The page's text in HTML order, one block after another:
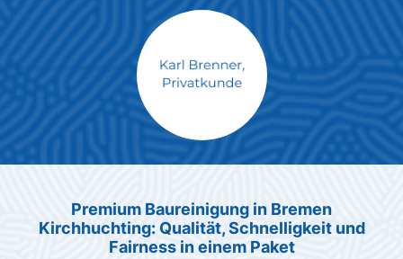
Max Mustermann
Premium Baureinigung in Bremen
Kirchhuchting: Qualität, Schnelligkeit und
Fairness in einem Paket